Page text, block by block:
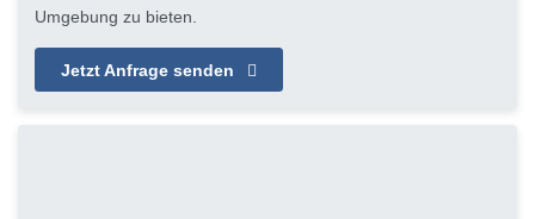
Umgebung zu bieten.
Jetzt Anfrage senden